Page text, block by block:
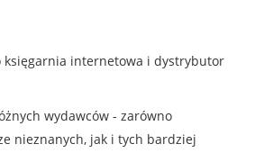
księgarnia internetowa i dystrybutor
wydawców - zarówno
nieznanych, jak i tych bardziej